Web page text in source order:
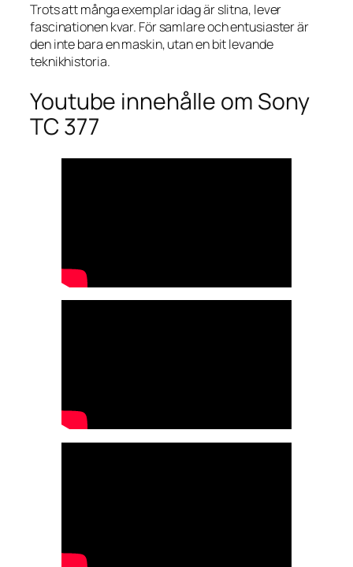
Trots att många exemplar idag är slitna, lever
fascinationen kvar. För samlare och entusiaster är
den inte bara en maskin, utan en bit levande
teknikhistoria.
Youtube innehålle om Sony
TC 377